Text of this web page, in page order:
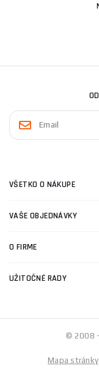
VŠETKO O NÁKUPE
VAŠE OBJEDNÁVKY
O FIRME
UŽITOČNÉ RADY
© 2008
Mapa stránky